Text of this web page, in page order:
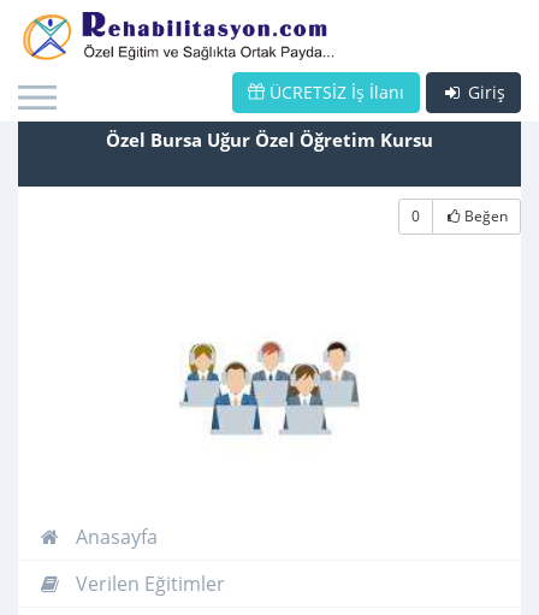
Giriş
ÜCRETSİZ İş İlanı
Özel Bursa Uğur Özel Öğretim Kursu
0 Beğen
Anasayfa
Verilen Eğitimler